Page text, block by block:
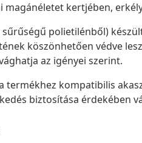
magánéletet kertjében,
sűrűségű polietilénből)
köszönhetően védve
az igényei szerint.
termékhez kompatibilis
biztosítása érdekében